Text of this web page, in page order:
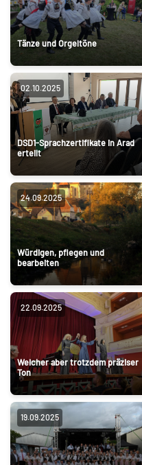
Tänze und Orgeltöne
02.10.2025
DSD1-Sprachzertifikate in Arad
erteilt
24.09.2025
Würdigen, pflegen und
bearbeiten
22.09.2025
Weicher aber trotzdem präziser
Ton
19.09.2025